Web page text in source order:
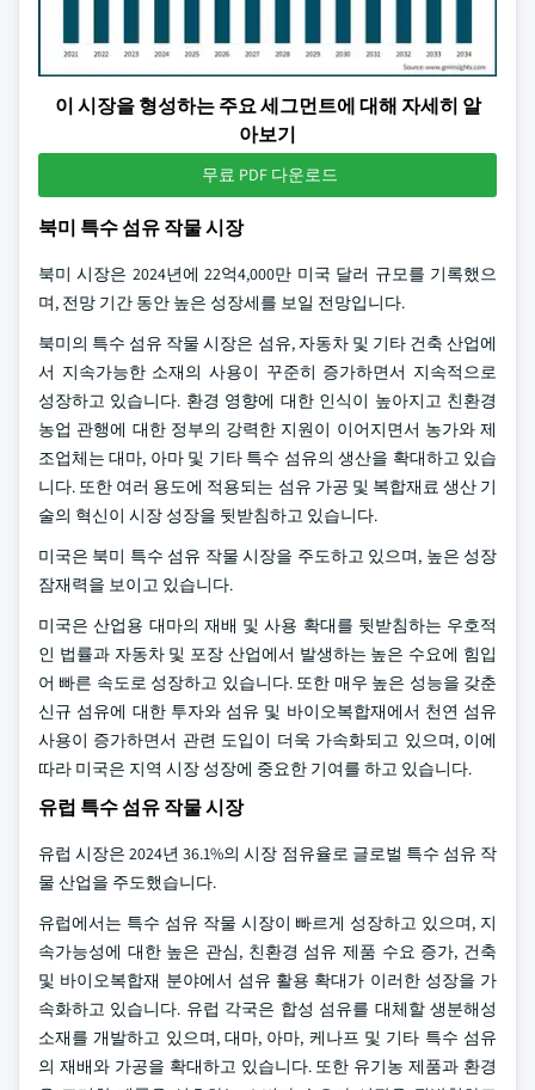
이 시장을 형성하는 주요 세그먼트에 대해 자세히 알
아보기
무료 PDF 다운로드
북미 특수 섬유 작물 시장
북미 시장은 2024년에 22억4,000만 미국 달러 규모를 기록했으
며, 전망 기간 동안 높은 성장세를 보일 전망입니다.
북미의 특수 섬유 작물 시장은 섬유, 자동차 및 기타 건축 산업에
서 지속가능한 소재의 사용이 꾸준히 증가하면서 지속적으로
성장하고 있습니다. 환경 영향에 대한 인식이 높아지고 친환경
농업 관행에 대한 정부의 강력한 지원이 이어지면서 농가와 제
조업체는 대마, 아마 및 기타 특수 섬유의 생산을 확대하고 있습
니다. 또한 여러 용도에 적용되는 섬유 가공 및 복합재료 생산 기
술의 혁신이 시장 성장을 뒷받침하고 있습니다.
미국은 북미 특수 섬유 작물 시장을 주도하고 있으며, 높은 성장
잠재력을 보이고 있습니다.
미국은 산업용 대마의 재배 및 사용 확대를 뒷받침하는 우호적
인 법률과 자동차 및 포장 산업에서 발생하는 높은 수요에 힘입
어 빠른 속도로 성장하고 있습니다. 또한 매우 높은 성능을 갖춘
신규 섬유에 대한 투자와 섬유 및 바이오복합재에서 천연 섬유
사용이 증가하면서 관련 도입이 더욱 가속화되고 있으며, 이에
따라 미국은 지역 시장 성장에 중요한 기여를 하고 있습니다.
유럽 특수 섬유 작물 시장
유럽 시장은 2024년 36.1%의 시장 점유율로 글로벌 특수 섬유 작
물 산업을 주도했습니다.
유럽에서는 특수 섬유 작물 시장이 빠르게 성장하고 있으며, 지
속가능성에 대한 높은 관심, 친환경 섬유 제품 수요 증가, 건축
및 바이오복합재 분야에서 섬유 활용 확대가 이러한 성장을 가
속화하고 있습니다. 유럽 각국은 합성 섬유를 대체할 생분해성
소재를 개발하고 있으며, 대마, 아마, 케나프 및 기타 특수 섬유
의 재배와 가공을 확대하고 있습니다. 또한 유기농 제품과 환경